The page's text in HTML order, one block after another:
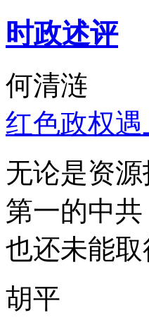
时政述评
何清涟
红色政权
无论是资
第一的中
也还未能取
胡平